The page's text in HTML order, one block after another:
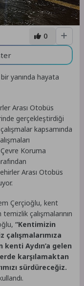
0
yanında hayata
Arası Otobüs
gerçekleştirdiği
kapsamında
Koruma
Arası Otobüs
Çerçioğlu, kent
çalışmalarının
“Kentimizin
Aydın’a gelen
karşılamaktan
sürdüreceğiz.